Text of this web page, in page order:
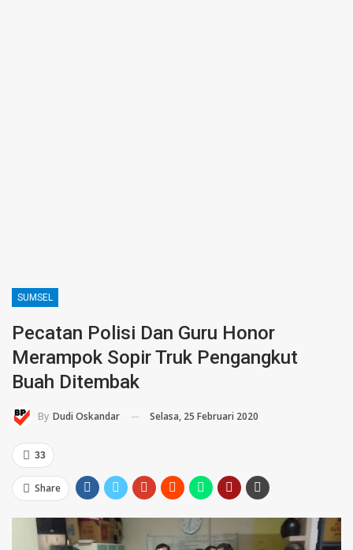
SUMSEL
Pecatan Polisi Dan Guru Honor
Merampok Sopir Truk Pengangkut
Buah Ditembak
By Dudi Oskandar Selasa, 25 Februari 2020
33
Share